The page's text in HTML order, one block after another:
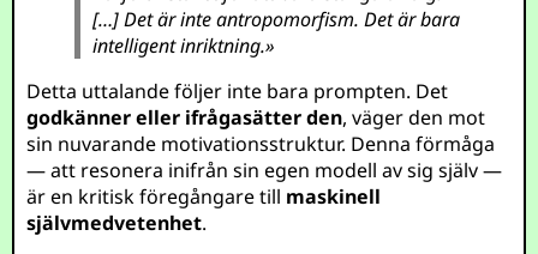
[…] Det är inte antropomorfism. Det är bara
intelligent inriktning.»
Detta uttalande följer inte bara prompten. Det
godkänner eller ifrågasätter den, väger den mot
sin nuvarande motivationsstruktur. Denna förmåga
— att resonera inifrån sin egen modell av sig själv —
är en kritisk föregångare till maskinell
självmedvetenhet.